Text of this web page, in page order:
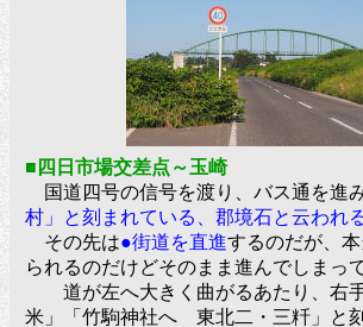
■四日市場交差点～玉崎
国道四号の信号を渡り、バス通を進
村」と刻まれている、郡境石と云われ
その先は●街道を直進するのだが、
られるのだけどそのまま進んでしま
道が左へ大きく曲がるあたり、右
米」「竹駒神社へ 東北二・三粁」と